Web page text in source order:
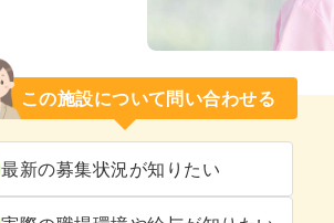
この施設について問い合わせる
最新の募集状況が知りたい